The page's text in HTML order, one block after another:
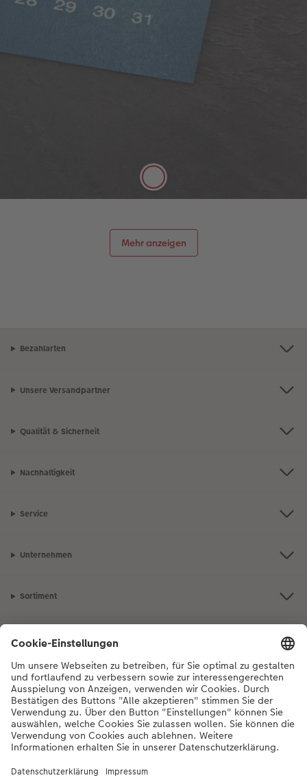
Mehr anzeigen
Bezahlarten
Unsere Versandpartner
Qualität & Sicherheit
Nachhaltigkeit
Service
Unternehmen
Sortiment
Inspiration
Bei Fragen zu Produkten oder der Bestellung können Sie uns gerne von
Montag bis Samstag von 8:00 – 20:00 Uhr und Sonntag von 10:00 –
20:00 Uhr (gesetzliche Feiertage ausgenommen) unter der
Telefonnummer044 499 10 36kontaktieren.
DE |FR